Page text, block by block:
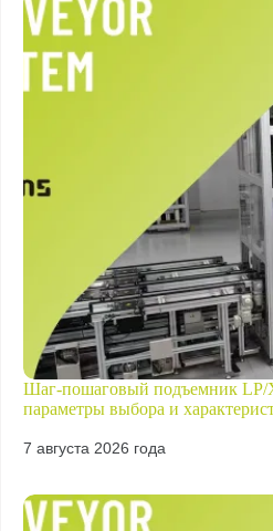
Шаг-пошаговый подъемник LP/
параметры выбора и
7 августа 2026 года